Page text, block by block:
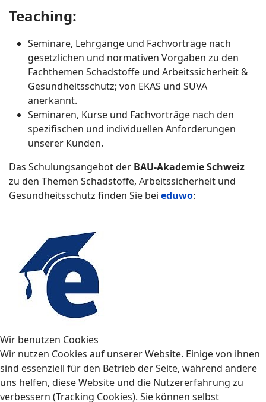
Teaching:​
Seminare, Lehrgänge und Fachvorträge nach
gesetzlichen und normativen Vorgaben zu den
Fachthemen Schadstoffe und Arbeitssicherheit &
Gesundheitsschutz; von EKAS und SUVA
anerkannt.​
Seminaren, Kurse und Fachvorträge nach den
spezifischen und individuellen Anforderungen
unserer Kunden.
Das Schulungsangebot der BAU-Akademie Schweiz
zu den Themen Schadstoffe, Arbeitssicherheit und
Gesundheitsschutz finden Sie bei eduwo:
Wir benutzen Cookies
Wir nutzen Cookies auf unserer Website. Einige von ihnen
sind essenziell für den Betrieb der Seite, während andere
uns helfen, diese Website und die Nutzererfahrung zu
verbessern (Tracking Cookies). Sie können selbst